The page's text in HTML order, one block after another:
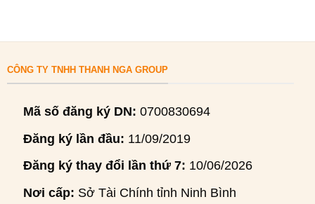
CÔNG TY TNHH THANH NGA GROUP
Mã số đăng ký DN: 0700830694
Đăng ký lần đầu: 11/09/2019
Đăng ký thay đổi lần thứ 7: 10/06/2026
Nơi cấp: Sở Tài Chính tỉnh Ninh Bình